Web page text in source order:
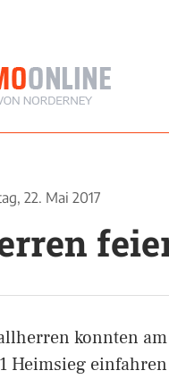
22. Mai 2017
konnten
Heimsieg